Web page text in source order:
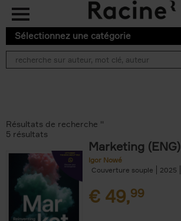
Aller au contenu principal
Sélectionnez une catégorie
Résultats de recherche ''
5 résultats
Marketing (ENG)
Igor Nowé
Couverture souple
2025
€ 49,99